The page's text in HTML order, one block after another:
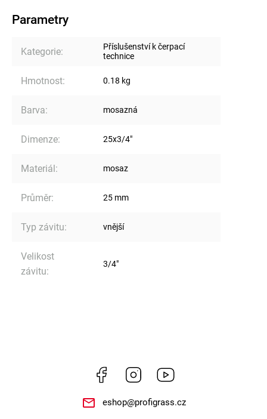
Parametry
Kategorie:
Příslušenství k čerpací
technice
Hmotnost: 0.18 kg
Barva: mosazná
Dimenze: 25x3/4"
Materiál: mosaz
Průměr: 25 mm
Typ závitu: vnější
Velikost
závitu:
3/4"
Facebook Instagram
eshop@profigrass.cz